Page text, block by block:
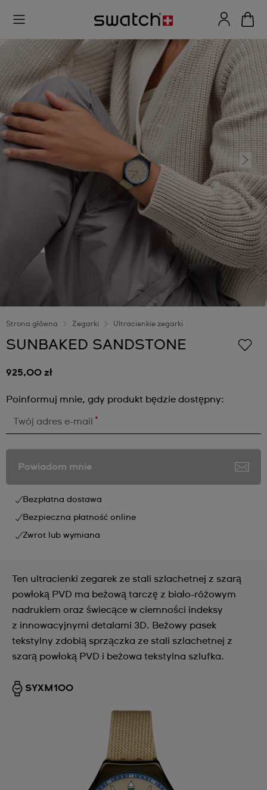
Strona główna Zegarki Ultracienkie zegarki
SUNBAKED SANDSTONE
925,00 zł
Poinformuj mnie, gdy produkt będzie dostępny:
Twój adres e-mail *
Powiadom mnie
Bezpłatna dostawa
Bezpieczna płatność online
Zwrot lub wymiana
Ten ultracienki zegarek ze stali szlachetnej z szarą
powłoką PVD ma beżową tarczę z biało-różowym
nadrukiem oraz świecące w ciemności indeksy
z innowacyjnymi detalami 3D. Beżowy pasek
tekstylny zdobią sprzączka ze stali szlachetnej z
szarą powłoką PVD i beżowa tekstylna szlufka.
SYXM100